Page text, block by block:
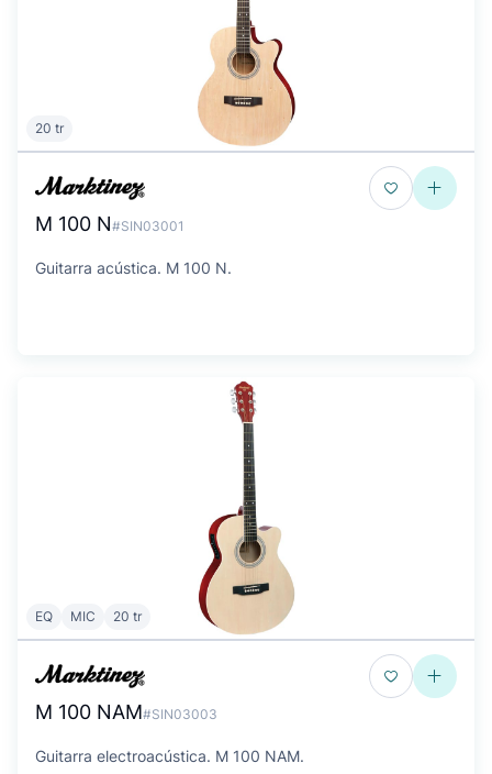
20 tr
M 100 N#SIN03001
Guitarra acústica. M 100 N.
EQ MIC 20 tr
M 100 NAM#SIN03003
Guitarra electroacústica. M 100 NAM.